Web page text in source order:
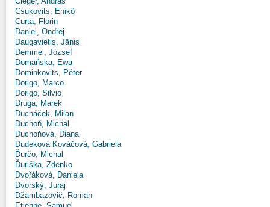
Csukovits, Enikő
Curta, Florin
Daniel, Ondřej
Daugavietis, Jānis
Demmel, József
Domańska, Ewa
Dominkovits, Péter
Dorigo, Marco
Dorigo, Silvio
Druga, Marek
Ducháček, Milan
Duchoň, Michal
Duchoňová, Diana
Dudeková Kováčová, Gabriela
Ďurčo, Michal
Ďuriška, Zdenko
Dvořáková, Daniela
Dvorský, Juraj
Džambazovič, Roman